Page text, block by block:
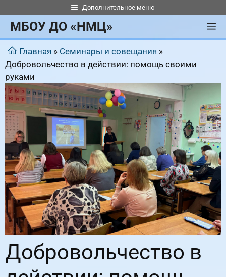
к
содержимому
Дополнительное меню
МБОУ ДО «НМЦ»
Главная » Семинары и совещания »
Добровольчество в действии: помощь своими
руками
Добровольчество в